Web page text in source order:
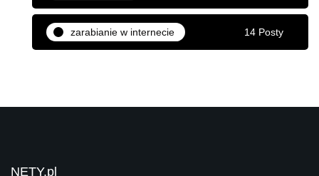
zarabianie w internecie 14 Posty
NETY.pl